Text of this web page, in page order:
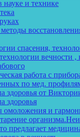
науке и технике
спасения,
вечности
работа с
по мед.
здоровья от
здоровья
омоложения и
предлагает